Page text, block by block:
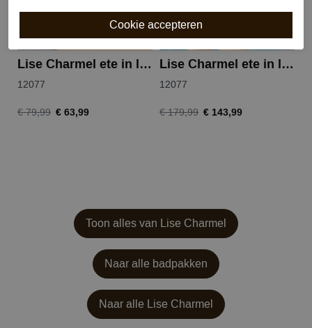
Lise Charmel ete in love slip
12077
€ 79,99 € 63,99
Lise Charmel ete in love badpak
12077
€ 179,99 € 143,99
Toon alles van Lise Charmel
Naar alle badpakken
Naar alle Lise Charmel